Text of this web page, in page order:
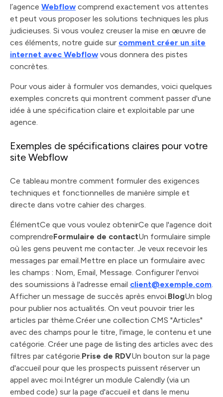
l’agence Webflow comprend exactement vos attentes
et peut vous proposer les solutions techniques les plus
judicieuses. Si vous voulez creuser la mise en œuvre de
ces éléments, notre guide sur comment créer un site
internet avec Webflow vous donnera des pistes
concrètes.
Pour vous aider à formuler vos demandes, voici quelques
exemples concrets qui montrent comment passer d'une
idée à une spécification claire et exploitable par une
agence.
Exemples de spécifications claires pour votre
site Webflow
Ce tableau montre comment formuler des exigences
techniques et fonctionnelles de manière simple et
directe dans votre cahier des charges.
ÉlémentCe que vous voulez obtenirCe que l'agence doit
comprendreFormulaire de contactUn formulaire simple
où les gens peuvent me contacter. Je veux recevoir les
messages par email.Mettre en place un formulaire avec
les champs : Nom, Email, Message. Configurer l'envoi
des soumissions à l'adresse email client@exemple.com.
Afficher un message de succès après envoi.BlogUn blog
pour publier nos actualités. On veut pouvoir trier les
articles par thème.Créer une collection CMS "Articles"
avec des champs pour le titre, l'image, le contenu et une
catégorie. Créer une page de listing des articles avec des
filtres par catégorie.Prise de RDVUn bouton sur la page
d'accueil pour que les prospects puissent réserver un
appel avec moi.Intégrer un module Calendly (via un
embed code) sur la page d'accueil et dans le menu